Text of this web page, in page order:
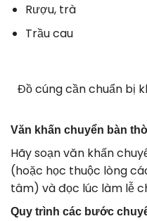
Rượu, trà
Trầu cau
Đồ cúng cần chuẩn bị
Văn khấn chuyển bàn
Hãy soạn văn khấn
(hoặc học thuộc lòng
tâm) và đọc lúc làm lễ
Quy trình các bước